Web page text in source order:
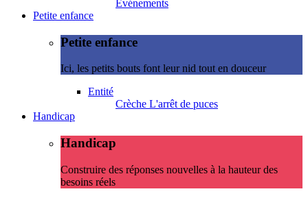
Evénements
Petite enfance
Petite enfance
Ici, les petits bouts font leur nid tout en douceur
Entité
Crèche L'arrêt de puces
Handicap
Handicap
Construire des réponses nouvelles à la hauteur des
besoins réels